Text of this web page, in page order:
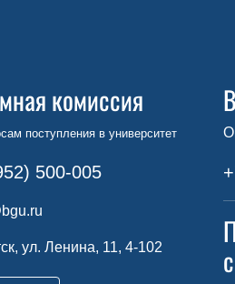
комиссия
поступления в университет
500-005
ул. Ленина, 11, 4-102